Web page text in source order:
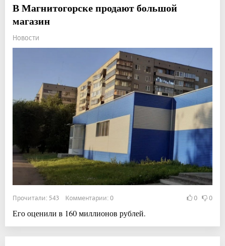
В Магнитогорске продают большой
магазин
Новости
Прочитали: 543 Комментарии: 0 0 0
Его оценили в 160 миллионов рублей.